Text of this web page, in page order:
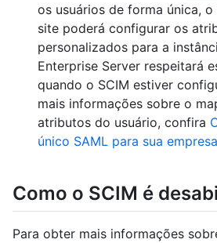
os usuários de forma única,
site poderá configurar os
personalizados para a
Enterprise Server respeitará
quando o SCIM estiver
mais informações sobre o
atributos do usuário, confira
único SAML para sua empresa
Como o SCIM é
Para obter mais informações